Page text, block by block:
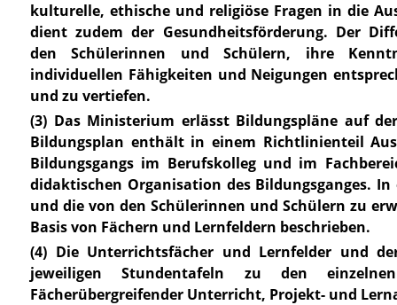
kulturelle, ethische und religiöse Fragen in die
dient zudem der Gesundheitsförderung. Der
den Schülerinnen und Schülern, ihre
individuellen Fähigkeiten und Neigungen
und zu vertiefen.
(3) Das Ministerium erlässt Bildungspläne auf
Bildungsplan enthält in einem Richtlinienteil
Bildungsgangs im Berufskolleg und im
didaktischen Organisation des Bildungsganges.
und die von den Schülerinnen und Schülern zu
Basis von Fächern und Lernfeldern beschrieben.
(4) Die Unterrichtsfächer und Lernfelder und
jeweiligen Stundentafeln zu den
Fächerübergreifender Unterricht, Projekt- und